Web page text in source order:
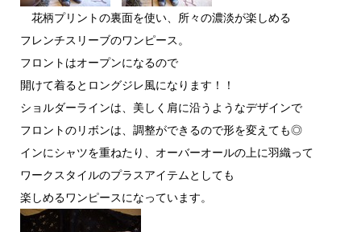
花柄プリントの裏面を使い、所々の濃淡が楽しめる
フレンチスリーブのワンピース。
フロントはオープンになるので
開けて着るとロングジレ風になります！！
ショルダーラインは、美しく肩に沿うようなデザインで
フロントのリボンは、調整ができるので形を変えても◎
インにシャツを重ねたり、オーバーオールの上に羽織って
ワークスタイルのプラスアイテムとしても
楽しめるワンピースになっています。